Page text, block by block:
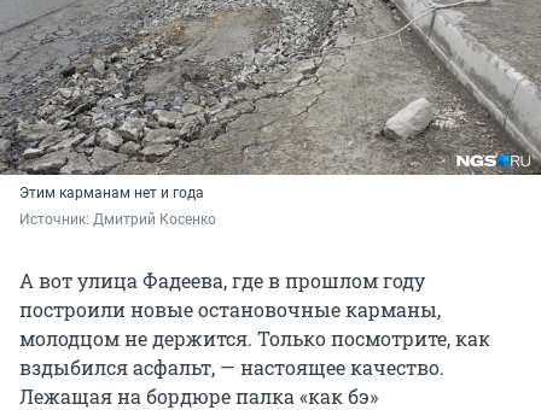
Этим карманам нет и года
Источник: Дмитрий Косенко
А вот улица Фадеева, где в прошлом году
построили новые остановочные карманы,
молодцом не держится. Только посмотрите, как
вздыбился асфальт, — настоящее качество.
Лежащая на бордюре палка «как бэ»